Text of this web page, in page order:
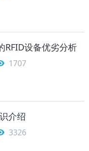
RFID设备优劣分析
1707
介绍
3326